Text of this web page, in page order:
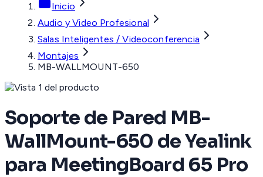
Inicio
Audio y Video Profesional
Salas Inteligentes / Videoconferencia
Montajes
MB-WALLMOUNT-650
Soporte de Pared MB-
WallMount-650 de Yealink
para MeetingBoard 65 Pro